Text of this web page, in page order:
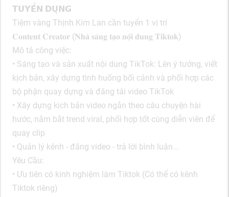
𝗧𝗨𝗬𝗘̂̉𝗡 𝗗𝗨̣𝗡𝗚
Tiệm vàng Thịnh Kim Lan cần tuyển 1 vị trí
𝐂𝐨𝐧𝐭𝐞𝐧𝐭 𝐂𝐫𝐞𝐚𝐭𝐨𝐫 (𝐍𝐡𝐚̀ 𝐬𝐚́𝐧𝐠 𝐭𝐚̣𝐨 𝐧𝐨̣̂𝐢 𝐝𝐮𝐧𝐠 𝐓𝐢𝐤𝐭𝐨𝐤)
Mô tả công việc:
• Sáng tạo và sản xuất nội dung TikTok: Lên ý tưởng, viết
kịch bản, xây dựng tình huống bối cảnh và phối hợp các
bộ phận quay dựng và đăng tải video TikTok
• Xây dựng kịch bản video ngắn theo câu chuyện hài
hước, nắm bắt trend viral, phối hợp tốt cùng diễn viên để
quay clip
• Quản lý kênh - đăng video - trả lời bình luận...
Yêu Cầu:
• Ưu tiên có kinh nghiệm làm Tiktok (Có thể có kênh
Tiktok riêng)